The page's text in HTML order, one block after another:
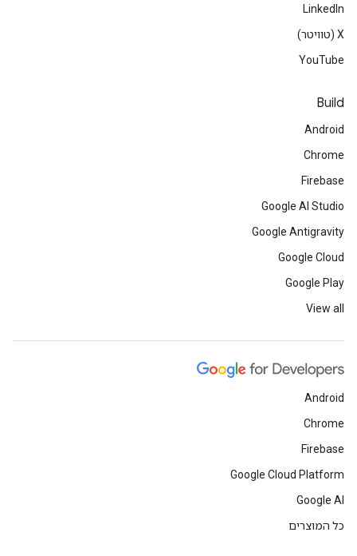
LinkedIn
‫X (טוויטר)
YouTube
Build
Android
Chrome
Firebase
Google AI Studio
Google Antigravity
Google Cloud
Google Play
View all
Android
Chrome
Firebase
Google Cloud Platform
Google AI
כל המוצרים